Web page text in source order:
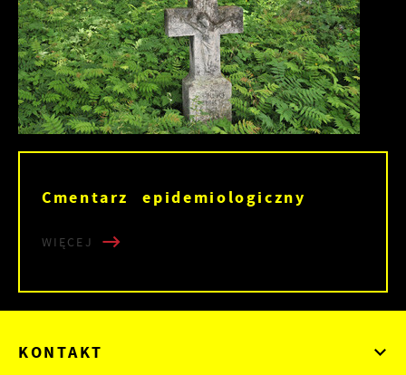
Cmentarz epidemiologiczny
WIĘCEJ
KONTAKT